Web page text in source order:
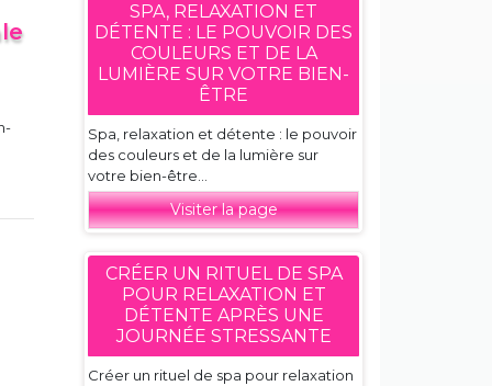
SPA, RELAXATION ET
DÉTENTE : LE POUVOIR DES
COULEURS ET DE LA
LUMIÈRE SUR VOTRE BIEN-
ÊTRE
Spa, relaxation et détente : le pouvoir
des couleurs et de la lumière sur
votre bien-être...
Visiter la page
CRÉER UN RITUEL DE SPA
POUR RELAXATION ET
DÉTENTE APRÈS UNE
JOURNÉE STRESSANTE
Créer un rituel de spa pour relaxation